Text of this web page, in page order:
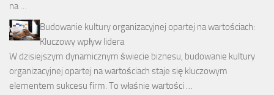
na …
Budowanie kultury organizacyjnej opartej na wartościach:
Kluczowy wpływ lidera
W dzisiejszym dynamicznym świecie biznesu, budowanie kultury
organizacyjnej opartej na wartościach staje się kluczowym
elementem sukcesu firm. To właśnie wartości …